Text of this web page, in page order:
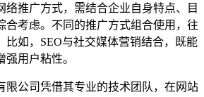
推广方式，需结合企业自身特点、目
合考虑。不同的推广方式组合使用，往
比如，SEO与社交媒体营销结合，既能
用户粘性。
公司凭借其专业的技术团队，在网站